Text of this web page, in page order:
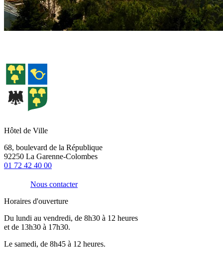
Hôtel de Ville
68, boulevard de la République
92250 La Garenne-Colombes
01 72 42 40 00
Nous contacter
Horaires d'ouverture
Du lundi au vendredi, de 8h30 à 12 heures
et de 13h30 à 17h30.
Le samedi, de 8h45 à 12 heures.